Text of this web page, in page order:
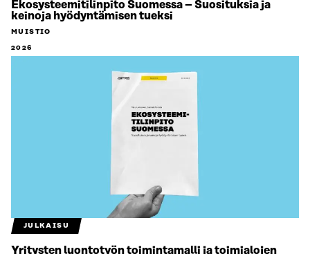
Ekosysteemitilinpito Suomessa – Suosituksia ja
keinoja hyödyntämisen tueksi
MUISTIO
2026
JULKAISU
Yritysten luontotyön toimintamalli ja toimialojen